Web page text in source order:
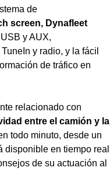
de
screen, Dynafleet
y AUX,
y radio, y la fácil
de tráfico en
relacionado con
entre el camión y la
todo minuto, desde un
disponible en tiempo real
de su actuación al